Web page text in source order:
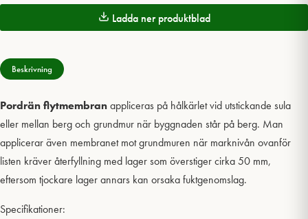
Ladda ner produktblad
Beskrivning
Pordrän flytmembranappliceras på hålkärlet vid utstickande sula
eller mellan berg och grundmur när byggnaden står på berg. Man
applicerar även membranet mot grundmuren när marknivån ovanför
listen kräver återfyllning med lager som överstiger cirka 50 mm,
eftersom tjockare lager annars kan orsaka fuktgenomslag.
Specifikationer: